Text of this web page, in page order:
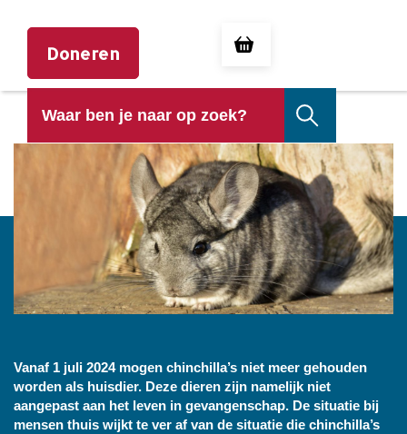
Doneren
CHINCHILLA
Vanaf 1 juli 2024 mogen chinchilla’s niet meer gehouden
worden als huisdier. Deze dieren zijn namelijk niet
aangepast aan het leven in gevangenschap. De situatie bij
mensen thuis wijkt te ver af van de situatie die chinchilla’s